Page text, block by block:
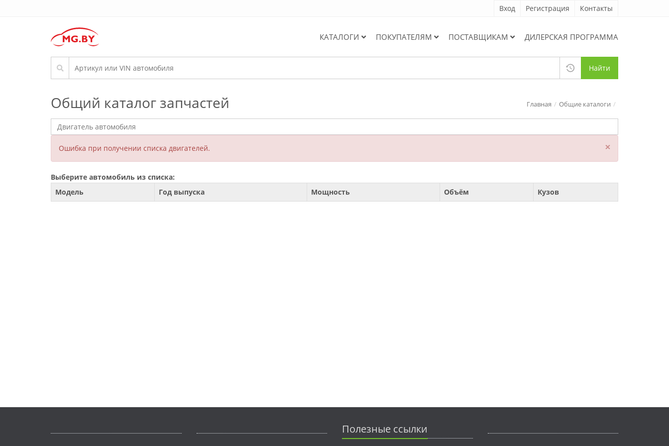
Вход Регистрация Контакты
КАТАЛОГИ ПОКУПАТЕЛЯМ ПОСТАВЩИКАМ ДИЛЕРСКАЯ ПРОГРАММА
Найти
Общий каталог запчастей Главная Общие каталоги
Ошибка при получении списка двигателей. ×
Выберите автомобиль из списка:
Модель
Год выпуска Мощность Объём Кузов
Полезные ссылки